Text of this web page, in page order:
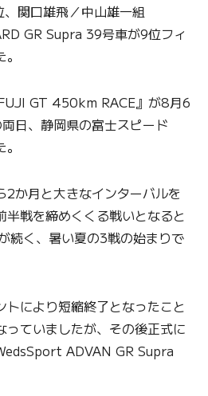
関口雄飛／中山雄一組
GR Supra 39号車が9位フィ
GT 450km RACE』が8月6
日、静岡県の富士スピード
か月と大きなインターバルを
戦を締めくくる戦いとなると
続く、暑い夏の3戦の始まりで
により短縮終了となったこと
っていましたが、その後正式に
ADVAN GR Supra